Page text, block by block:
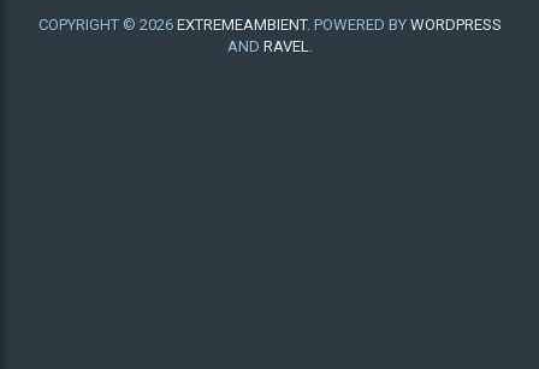
COPYRIGHT © 2026 EXTREMEAMBIENT. POWERED BY WORDPRESS
AND RAVEL.